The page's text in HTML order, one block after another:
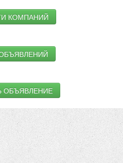
КОМПАНИЙ
ОБЪЯВЛЕНИЕ